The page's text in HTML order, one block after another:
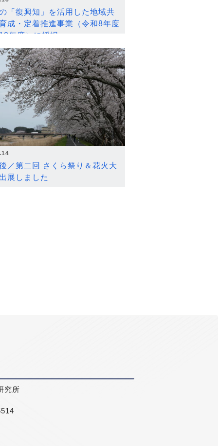
「復興知」を活用した地域共
成・定着推進事業（令和8年度
年度）に採択
／第二回 さくら祭り＆花火大
展しました
究所